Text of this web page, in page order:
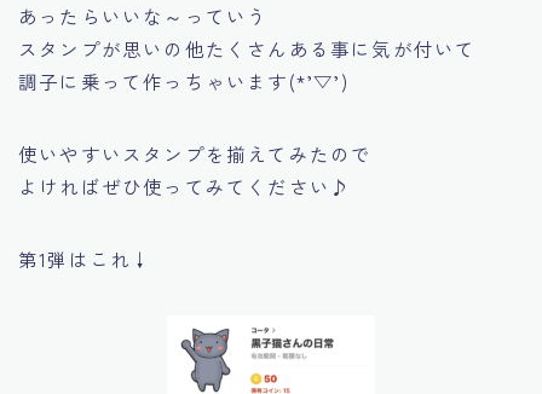
あったらいいな～っていう
スタンプが思いの他たくさんある事に気が付いて
調子に乗って作っちゃいます(*’▽’)
使いやすいスタンプを揃えてみたので
よければぜひ使ってみてください♪
第1弾はこれ↓